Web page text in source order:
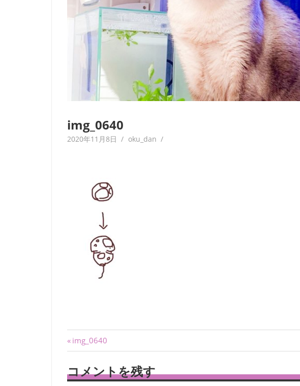
グ
img_0640
2020年11月8日 oku_dan
投
稿
前
の
記
事:
img_0640
コメントを残す